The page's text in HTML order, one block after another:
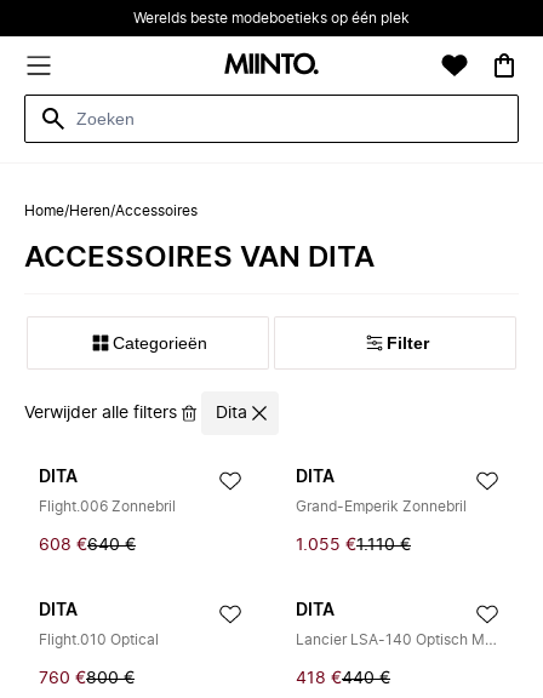
Werelds beste modeboetieks op één plek
Home/Heren/Accessoires
ACCESSOIRES VAN DITA
Categorieën Filter
Verwijder alle filters Dita
DITA
Flight.006 Zonnebril
608 €640 €
DITA
Grand-Emperik Zonnebril
1.055 €1.110 €
DITA
Flight.010 Optical
760 €800 €
DITA
Lancier LSA-140 Optisch Montuur
418 €440 €